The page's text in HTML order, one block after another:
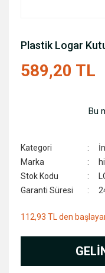
Plastik Logar
589,20 TL
Bu
Kategori
Marka
Stok Kodu
Garanti Süresi
112,93 TL den